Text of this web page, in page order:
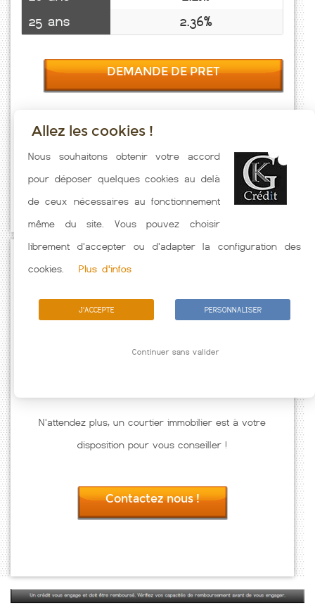
25 ans
2.36%
DEMANDE DE PRET
Taux emprunt actualisés (Hongreau) toutes les semaines. Taux
Immobilier pratiqués par nos partenaires bancaires. Meilleur Taux
hors assurance. Taux crédit immobilier indicatif fonction des
caractéristiques de l'emprunteur.
N'attendez plus, un courtier immobilier est à votre
disposition pour vous conseiller !
Contactez nous !
Allez les cookies !
Nous souhaitons obtenir votre accord
pour déposer quelques cookies au delà
de ceux nécessaires au fonctionnement
même du site. Vous pouvez choisir
librement d'accepter ou d'adapter la configuration des
cookies.
Plus d'infos
J'ACCEPTE PERSONNALISER
Continuer sans valider